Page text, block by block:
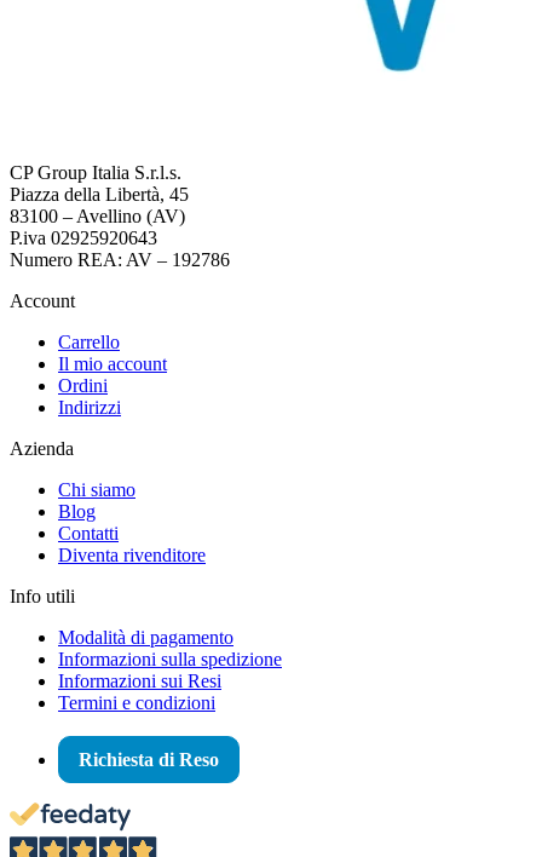
CP Group Italia S.r.l.s.
Piazza della Libertà, 45
83100 – Avellino (AV)
P.iva 02925920643
Numero REA: AV – 192786
Account
Carrello
Il mio account
Ordini
Indirizzi
Azienda
Chi siamo
Blog
Contatti
Diventa rivenditore
Info utili
Modalità di pagamento
Informazioni sulla spedizione
Informazioni sui Resi
Termini e condizioni
Richiesta di Reso